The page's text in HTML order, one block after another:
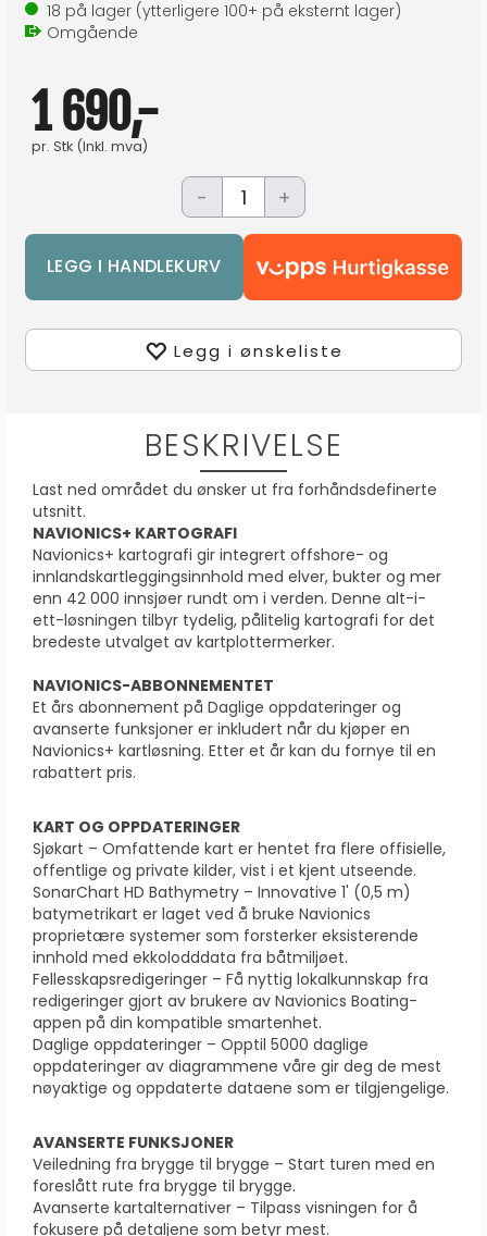
18 på lager (ytterligere 100+ på eksternt lager)
Omgående
1 690,-
pr. Stk (Inkl. mva)
- +
Legg i ønskeliste
BESKRIVELSE
Last ned området du ønsker ut fra forhåndsdefinerte
utsnitt.
NAVIONICS+ KARTOGRAFI
Navionics+ kartografi gir integrert offshore- og
innlandskartleggingsinnhold med elver, bukter og mer
enn 42 000 innsjøer rundt om i verden. Denne alt-i-
ett-løsningen tilbyr tydelig, pålitelig kartografi for det
bredeste utvalget av kartplottermerker.
NAVIONICS-ABBONNEMENTET
Et års abonnement på Daglige oppdateringer og
avanserte funksjoner er inkludert når du kjøper en
Navionics+ kartløsning. Etter et år kan du fornye til en
rabattert pris.
KART OG OPPDATERINGER
Sjøkart – Omfattende kart er hentet fra flere offisielle,
offentlige og private kilder, vist i et kjent utseende.
SonarChart HD Bathymetry – Innovative 1' (0,5 m)
batymetrikart er laget ved å bruke Navionics
proprietære systemer som forsterker eksisterende
innhold med ekkolodddata fra båtmiljøet.
Fellesskapsredigeringer – Få nyttig lokalkunnskap fra
redigeringer gjort av brukere av Navionics Boating-
appen på din kompatible smartenhet.
Daglige oppdateringer – Opptil 5000 daglige
oppdateringer av diagrammene våre gir deg de mest
nøyaktige og oppdaterte dataene som er tilgjengelige.
AVANSERTE FUNKSJONER
Veiledning fra brygge til brygge – Start turen med en
foreslått rute fra brygge til brygge.
Avanserte kartalternativer – Tilpass visningen for å
fokusere på detaljene som betyr mest.